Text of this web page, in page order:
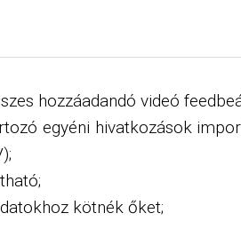
hozzáadandó videó
egyéni hivatkozások
kötnék őket;